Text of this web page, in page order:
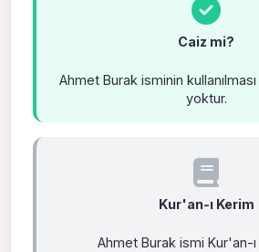
Caiz mi?
Ahmet Burak isminin
yoktur.
Kur'an-ı Kerim
Ahmet Burak ismi Kur'an-